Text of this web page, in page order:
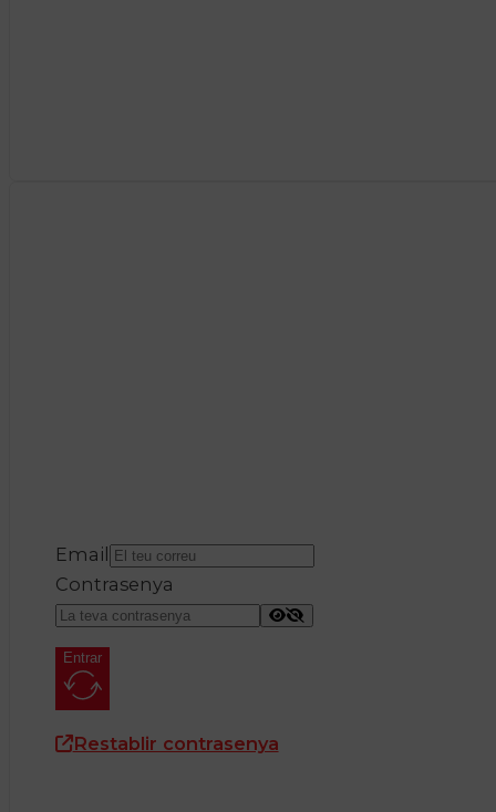
Email
Contrasenya
Entrar
Restablir contrasenya